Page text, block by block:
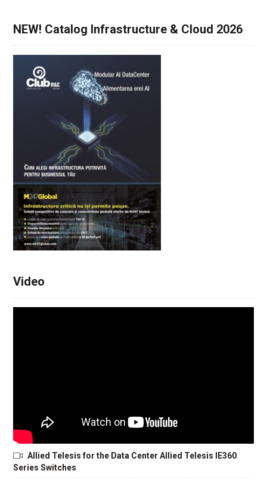
NEW! Catalog Infrastructure & Cloud 2026
Video
Allied Telesis for the Data Center Allied Telesis IE360
Series Switches